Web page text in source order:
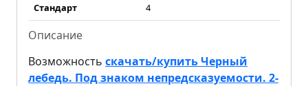
Стандарт
4
Описание
Возможность скачать/купить Черный
лебедь. Под знаком непредсказуемости. 2-